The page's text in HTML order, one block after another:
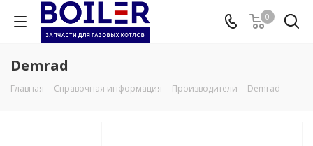
0
Demrad
Главная - Справочная информация - Производители - Demrad